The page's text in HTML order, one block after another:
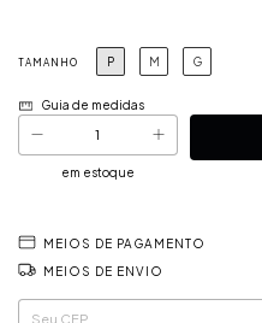
TAMANHO P M G
Guia de medidas
em estoque
MEIOS DE PAGAMENTO
MEIOS DE ENVIO
Entregas para o CEP: